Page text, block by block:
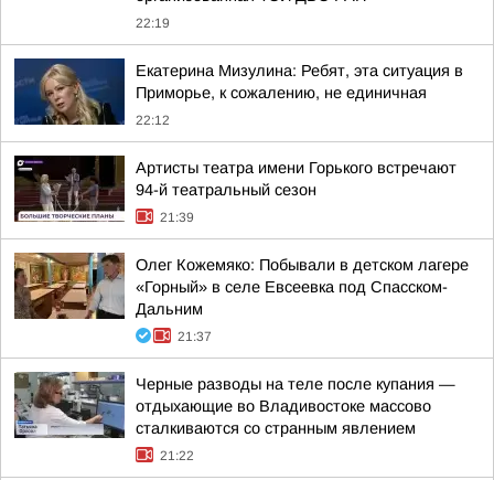
22:19
Екатерина Мизулина: Ребят, эта ситуация в
Приморье, к сожалению, не единичная
22:12
Артисты театра имени Горького встречают
94-й театральный сезон
21:39
Олег Кожемяко: Побывали в детском лагере
«Горный» в селе Евсеевка под Спасском-
Дальним
21:37
Черные разводы на теле после купания —
отдыхающие во Владивостоке массово
сталкиваются со странным явлением
21:22